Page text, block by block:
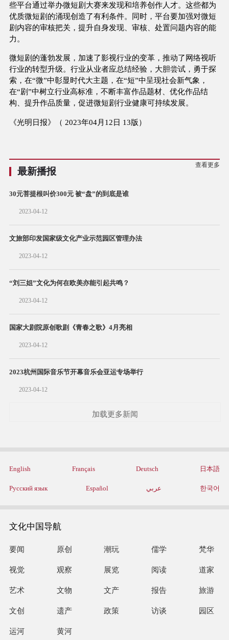
些平台通过举办微短剧大赛来发现和培养创作人才。这些都为
优质微短剧的涌现创造了有利条件。同时，平台要加强对微短
剧内容的审核把关，提升自身发现、审核、处置问题内容的能
力。
微短剧的蓬勃发展，加速了影视行业的变革，推动了网络视听
行业的转型升级。行业从业者应总结经验，大胆尝试，勇于探
索，在“微”中彰显时代大主题，在“短”中呈现社会新气象，
在“剧”中树立行业高标准，不断丰富作品题材、优化作品结
构、提升作品质量，促进微短剧行业健康可持续发展。
《光明日报》（ 2023年04月12日 13版）
最新播报
查看更多
30元菩提根叫价300元 被“盘”的到底是谁
2023-04-12
文旅部印发国家级文化产业示范园区管理办法
2023-04-12
“刘三姐”文化为何在欧美亦能引起共鸣？
2023-04-12
国家大剧院原创歌剧《青春之歌》4月亮相
2023-04-12
2023杭州国际音乐节开幕音乐会亚运专场举行
2023-04-12
加载更多新闻
English Français Deutsch 日本語
Русский язык Español عربي 한국어
文化中国导航
要闻 原创 潮玩 儒学 梵华
视觉 观察 展览 阅读 道家
艺术 文物 文产 报告 旅游
文创 遗产 政策 访谈 园区
运河 黄河